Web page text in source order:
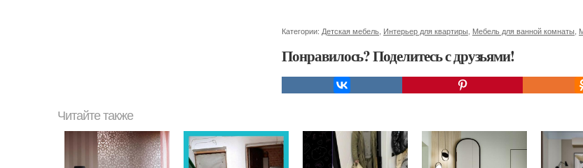
Категории: Детская мебель Интерьер для квартиры Мебель для ванной комнаты
Понравилось? Поделитесь с друзьями!
Читайте также